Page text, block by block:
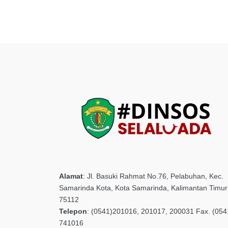
Alamat: Jl. Basuki Rahmat No.76, Pelabuhan, Kec.
Samarinda Kota, Kota Samarinda, Kalimantan Timur
75112
Telepon: (0541)201016, 201017, 200031 Fax.
741016